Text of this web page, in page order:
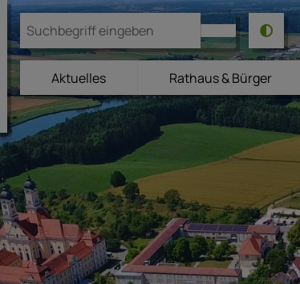
Aktuelles Rathaus & Bürger